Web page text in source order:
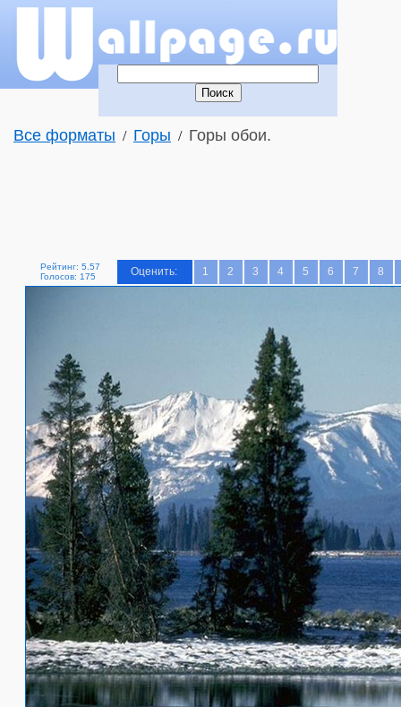
Все форматы / Горы / Горы обои.
Рейтинг: 5.57
Голосов: 175
Оценить: 1 2 3 4 5 6 7 8